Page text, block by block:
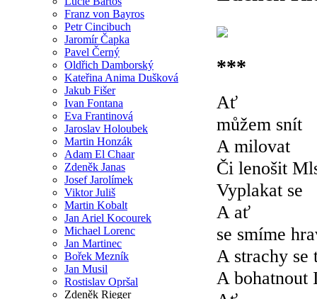
Franz von Bayros
Petr Cincibuch
Jaromír Čapka
Pavel Černý
Oldřich Damborský
Kateřina Anima Dušková
Jakub Fišer
Ivan Fontana
Eva Frantinová
Jaroslav Holoubek
Martin Honzák
Adam El Chaar
Zdeněk Janas
Josef Jarolímek
Viktor Juliš
Martin Kobalt
Jan Ariel Kocourek
Michael Lorenc
Jan Martinec
Bořek Mezník
Jan Musil
Rostislav Opršal
Zdeněk Rieger
***
Ať
můžem snít
A milovat
Či lenošit
Vyplakat se
A ať
se smíme
A strachy se
A bohatnout